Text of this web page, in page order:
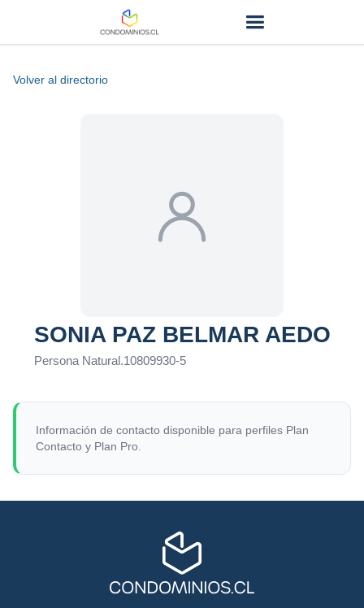
Volver al directorio
SONIA PAZ BELMAR AEDO
Persona Natural.10809930-5
Información de contacto disponible para perfiles Plan
Contacto y Plan Pro.